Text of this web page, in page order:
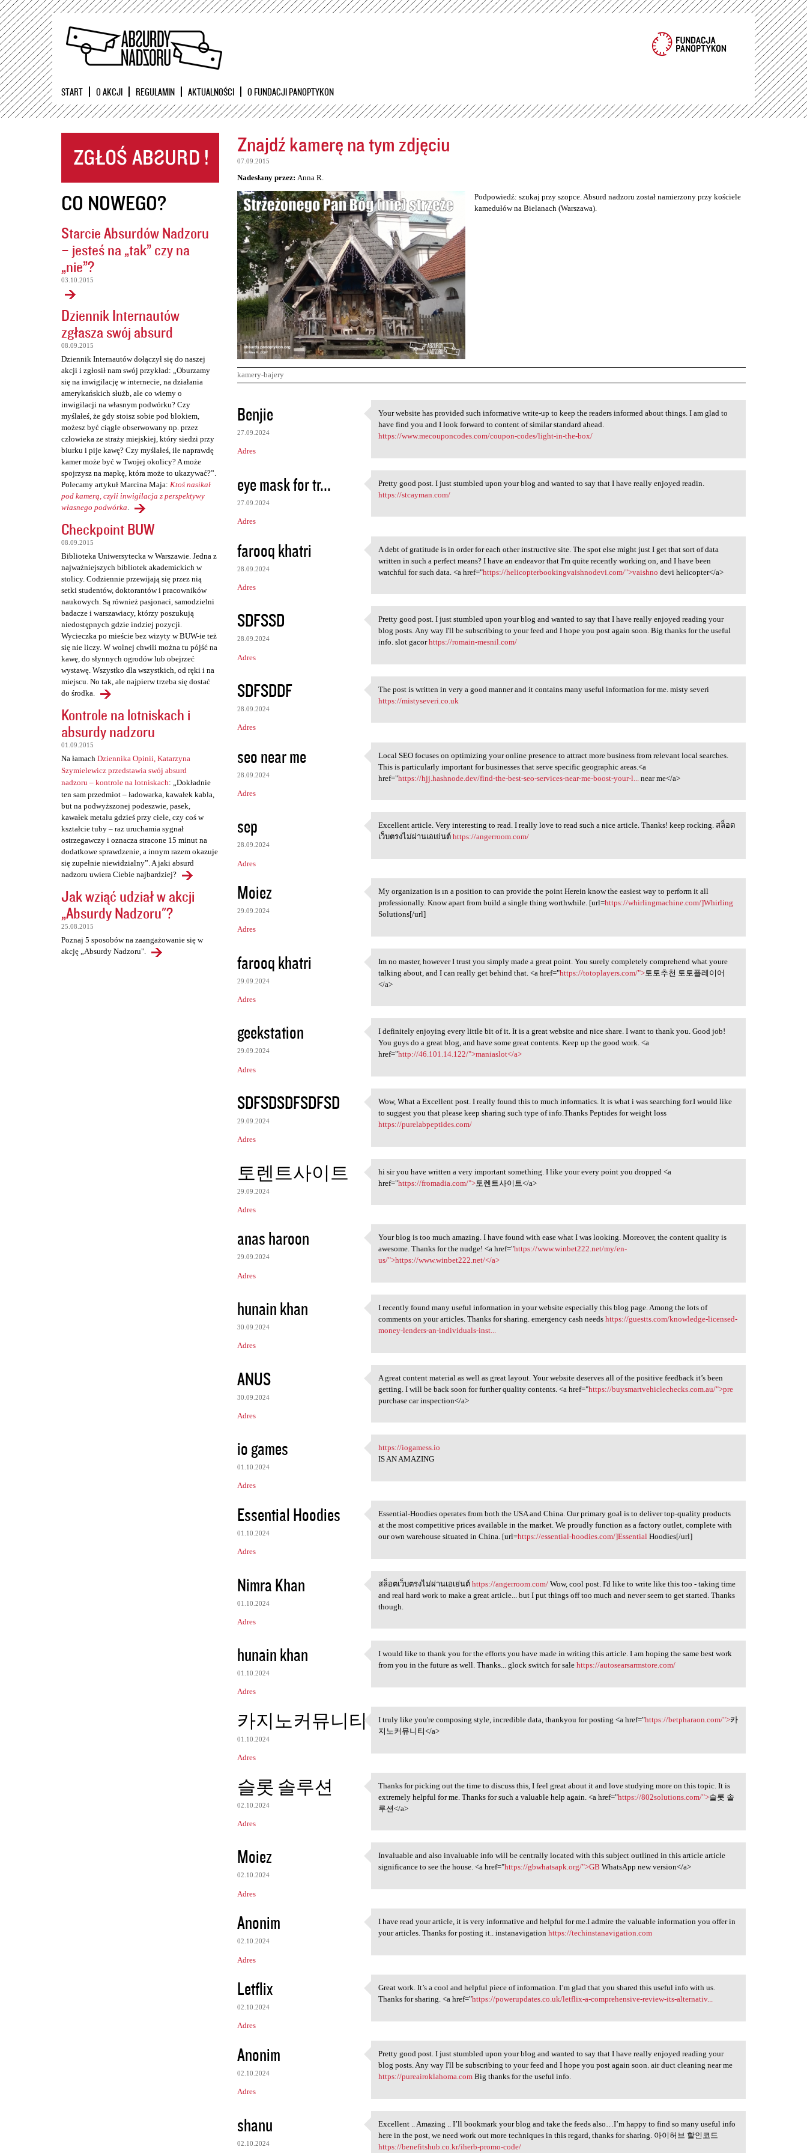
Przejdź
START O AKCJI REGULAMIN AKTUALNOŚCI O FUNDACJI PANOPTYKON
CO NOWEGO?
Starcie Absurdów Nadzoru
– jesteś na „tak” czy na
„nie”?
03.10.2015
Dziennik Internautów
zgłasza swój absurd
08.09.2015
Dziennik Internautów dołączył się do naszej
akcji i zgłosił nam swój przykład: „Oburzamy
się na inwigilację w internecie, na działania
amerykańskich służb, ale co wiemy o
inwigilacji na własnym podwórku? Czy
myślałeś, że gdy stoisz sobie pod blokiem,
możesz być ciągle obserwowany np. przez
człowieka ze straży miejskiej, który siedzi przy
biurku i pije kawę? Czy myślałeś, ile naprawdę
kamer może być w Twojej okolicy? A może
spojrzysz na mapkę, która może to ukazywać?”.
Polecamy artykuł Marcina Maja: Ktoś nasikał
pod kamerą, czyli inwigilacja z perspektywy
własnego podwórka.
Checkpoint BUW
08.09.2015
Biblioteka Uniwersytecka w Warszawie. Jedna z
najważniejszych bibliotek akademickich w
stolicy. Codziennie przewijają się przez nią
setki studentów, doktorantów i pracowników
naukowych. Są również pasjonaci, samodzielni
badacze i warszawiacy, którzy poszukują
niedostępnych gdzie indziej pozycji.
Wycieczka po mieście bez wizyty w BUW-ie też
się nie liczy. W wolnej chwili można tu pójść na
kawę, do słynnych ogrodów lub obejrzeć
wystawę. Wszystko dla wszystkich, od ręki i na
miejscu. No tak, ale najpierw trzeba się dostać
do środka.
Kontrole na lotniskach i
absurdy nadzoru
01.09.2015
Na łamach Dziennika Opinii, Katarzyna
Szymielewicz przedstawia swój absurd
nadzoru – kontrole na lotniskach: „Dokładnie
ten sam przedmiot – ładowarka, kawałek kabla,
but na podwyższonej podeszwie, pasek,
kawałek metalu gdzieś przy ciele, czy coś w
kształcie tuby – raz uruchamia sygnał
ostrzegawczy i oznacza stracone 15 minut na
dodatkowe sprawdzenie, a innym razem okazuje
się zupełnie niewidzialny”. A jaki absurd
nadzoru uwiera Ciebie najbardziej?
Jak wziąć udział w akcji
„Absurdy Nadzoru"?
25.08.2015
Poznaj 5 sposobów na zaangażowanie się w
akcję „Absurdy Nadzoru".
Znajdź kamerę na tym zdjęciu
07.09.2015
Nadesłany przez: Anna R.
Podpowiedź: szukaj przy szopce. Absurd nadzoru został namierzony przy kościele
kamedułów na Bielanach (Warszawa).
kamery-bajery
K
o
m
e
t
a
r
z
e
Benjie
27.09.2024
Adres
Your website has provided
Your website has provided such informative write-up to keep the readers informed about things. I am glad to
have find you and I look forward to content of similar standard ahead.
https://www.mecouponcodes.com/coupon-codes/light-in-the-box/
eye mask for tr...
27.09.2024
Adres
Pretty good post. I just
Pretty good post. I just stumbled upon your blog and wanted to say that I have really enjoyed readin.
https://stcayman.com/
farooq khatri
28.09.2024
Adres
A debt of gratitude is in
A debt of gratitude is in order for each other instructive site. The spot else might just I get that sort of data
written in such a perfect means? I have an endeavor that I'm quite recently working on, and I have been
watchful for such data. <a href="https://helicopterbookingvaishnodevi.com/">vaishno devi helicopter</a>
SDFSSD
28.09.2024
Adres
Pretty good post. I just
Pretty good post. I just stumbled upon your blog and wanted to say that I have really enjoyed reading your
blog posts. Any way I'll be subscribing to your feed and I hope you post again soon. Big thanks for the useful
info. slot gacorhttps://romain-mesnil.com/
SDFSDDF
28.09.2024
Adres
The post is written in very a
The post is written in very a good manner and it contains many useful information for me. misty severi
https://mistyseveri.co.uk
seo near me
28.09.2024
Adres
Local SEO focuses on
Local SEO focuses on optimizing your online presence to attract more business from relevant local searches.
This is particularly important for businesses that serve specific geographic areas.<a
href="https://hjj.hashnode.dev/find-the-best-seo-services-near-me-boost-your-l... near me</a>
sep
28.09.2024
Adres
Excellent article. Very
Excellent article. Very interesting to read. I really love to read such a nice article. Thanks! keep rocking. สล็อต
เว็บตรงไม่ผ่านเอเย่นต์https://angerroom.com/
Moiez
29.09.2024
Adres
My organization is ın a
My organization is ın a position to can provide the point Herein know the easiest way to perform it all
professionally. Know apart from build a single thing worthwhile. [url=https://whirlingmachine.com/]Whirling
Solutions[/url]
farooq khatri
29.09.2024
Adres
Im no master, however I trust
Im no master, however I trust you simply made a great point. You surely completely comprehend what youre
talking about, and I can really get behind that. <a href="https://totoplayers.com/">토토추천 토토플레이어
</a>
geekstation
29.09.2024
Adres
I definitely enjoying every
I definitely enjoying every little bit of it. It is a great website and nice share. I want to thank you. Good job!
You guys do a great blog, and have some great contents. Keep up the good work. <a
href="http://46.101.14.122/">maniaslot</a>
SDFSDSDFSDFSD
29.09.2024
Adres
Wow, What a Excellent post. I
Wow, What a Excellent post. I really found this to much informatics. It is what i was searching for.I would like
to suggest you that please keep sharing such type of info.Thanks Peptides for weight loss
https://purelabpeptides.com/
토렌트사이트
29.09.2024
Adres
hi sir you have written a
hi sir you have written a very important something. I like your every point you dropped <a
href="https://fromadia.com/">토렌트사이트</a>
anas haroon
29.09.2024
Adres
Your blog is too much amazing
Your blog is too much amazing. I have found with ease what I was looking. Moreover, the content quality is
awesome. Thanks for the nudge! <a href="https://www.winbet222.net/my/en-
us/">https://www.winbet222.net/</a>
hunain khan
30.09.2024
Adres
I recently found many useful
I recently found many useful information in your website especially this blog page. Among the lots of
comments on your articles. Thanks for sharing. emergency cash needshttps://guestts.com/knowledge-licensed-
money-lenders-an-individuals-inst...
ANUS
30.09.2024
Adres
A great content material as
A great content material as well as great layout. Your website deserves all of the positive feedback it’s been
getting. I will be back soon for further quality contents. <a href="https://buysmartvehiclechecks.com.au/">pre
purchase car inspection</a>
io games
01.10.2024
Adres
https://iogamess.io
https://iogamess.io
IS AN AMAZING
Essential Hoodies
01.10.2024
Adres
Essential-Hoodies operates
Essential-Hoodies operates from both the USA and China. Our primary goal is to deliver top-quality products
at the most competitive prices available in the market. We proudly function as a factory outlet, complete with
our own warehouse situated in China. [url=https://essential-hoodies.com/]Essential Hoodies[/url]
Nimra Khan
01.10.2024
Adres
สล็อตเว็บตรงไม่ผ่านเอเย่นต์
สล็อตเว็บตรงไม่ผ่านเอเย่นต์https://angerroom.com/ Wow, cool post. I'd like to write like this too - taking time
and real hard work to make a great article... but I put things off too much and never seem to get started. Thanks
though.
hunain khan
01.10.2024
Adres
I would like to thank you for
I would like to thank you for the efforts you have made in writing this article. I am hoping the same best work
from you in the future as well. Thanks... glock switch for salehttps://autosearsarmstore.com/
카지노커뮤니티
01.10.2024
Adres
I truly like you're composing
I truly like you're composing style, incredible data, thankyou for posting <a href="https://betpharaon.com/">카
지노커뮤니티</a>
슬롯 솔루션
02.10.2024
Adres
Thanks for picking out the
Thanks for picking out the time to discuss this, I feel great about it and love studying more on this topic. It is
extremely helpful for me. Thanks for such a valuable help again. <a href="https://802solutions.com/">슬롯 솔
루션</a>
Moiez
02.10.2024
Adres
Invaluable and also
Invaluable and also invaluable info will be centrally located with this subject outlined in this article article
significance to see the house. <a href="https://gbwhatsapk.org/">GB WhatsApp new version</a>
Anonim
02.10.2024
Adres
I have read your article, it
I have read your article, it is very informative and helpful for me.I admire the valuable information you offer in
your articles. Thanks for posting it.. instanavigationhttps://techinstanavigation.com
Letflix
02.10.2024
Adres
Great work. It’s a cool and
Great work. It’s a cool and helpful piece of information. I’m glad that you shared this useful info with us.
Thanks for sharing. <a href="https://powerupdates.co.uk/letflix-a-comprehensive-review-its-alternativ...
Anonim
02.10.2024
Adres
Pretty good post. I just
Pretty good post. I just stumbled upon your blog and wanted to say that I have really enjoyed reading your
blog posts. Any way I'll be subscribing to your feed and I hope you post again soon. air duct cleaning near me
https://pureairoklahoma.com Big thanks for the useful info.
shanu
02.10.2024
Excellent .. Amazing .. I’ll
Excellent .. Amazing .. I’ll bookmark your blog and take the feeds also…I’m happy to find so many useful info
here in the post, we need work out more techniques in this regard, thanks for sharing. 아이허브 할인코드
https://benefitshub.co.kr/iherb-promo-code/